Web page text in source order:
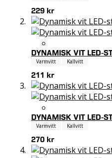
229 kr
DYNAMISK VIT LED-
Varmvitt Kallvitt
211 kr
DYNAMISK VIT LED-
Varmvitt Kallvitt
270 kr